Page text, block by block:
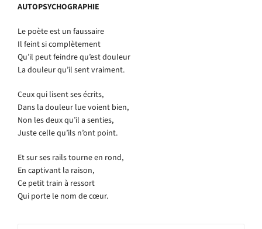
AUTOPSYCHOGRAPHIE
Le poète est un faussaire
Il feint si complètement
Qu’il peut feindre qu’est douleur
La douleur qu’il sent vraiment.
Ceux qui lisent ses écrits,
Dans la douleur lue voient bien,
Non les deux qu’il a senties,
Juste celle qu’ils n’ont point.
Et sur ses rails tourne en rond,
En captivant la raison,
Ce petit train à ressort
Qui porte le nom de cœur.